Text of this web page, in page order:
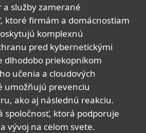
služby zamerané
ktoré firmám a domácnostiam
komplexnú
pred kybernetickými
dlhodobo priekopníkom
učenia a cloudových
umožňujú prevenciu
ako aj následnú reakciu.
spoločnosť, ktorá podporuje
vývoj na celom svete.